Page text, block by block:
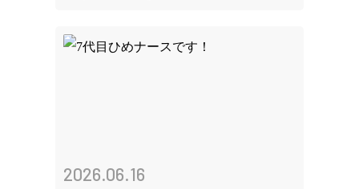
2026.06.16